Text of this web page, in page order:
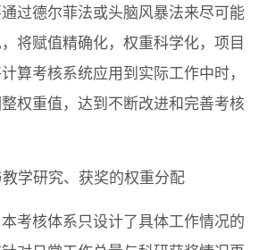
过德尔菲法或头脑风暴法来尽可能
将赋值精确化，权重科学化，项目
算考核系统应用到实际工作中时，
权重值，达到不断改进和完善考核
学研究、获奖的权重分配
考核体系只设计了具体工作情况的